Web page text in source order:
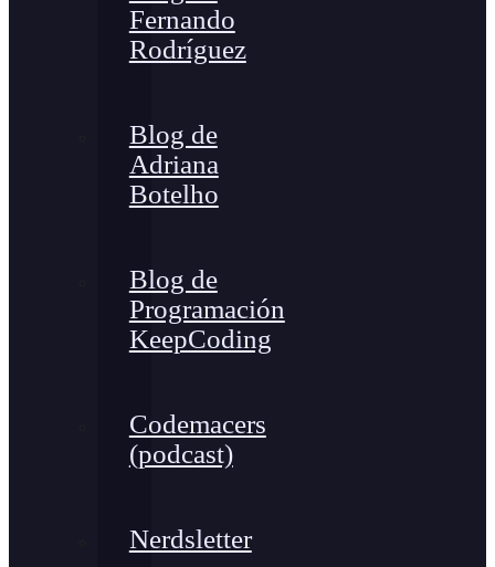
Fernando
Rodríguez
Blog de
Adriana
Botelho
Blog de
Programación
KeepCoding
Codemacers
(podcast)
Nerdsletter